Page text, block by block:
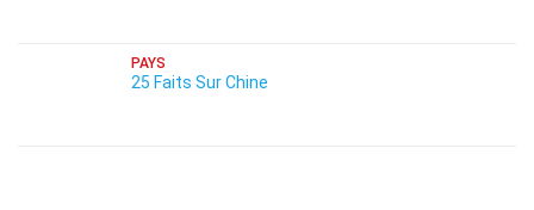
PAYS
25 Faits Sur Chine